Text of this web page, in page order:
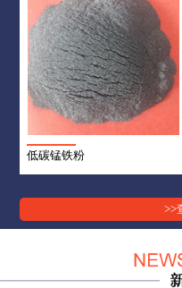
低碳锰铁粉
>>